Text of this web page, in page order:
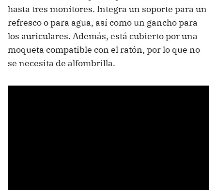
hasta tres monitores. Integra un soporte para un
refresco o para agua, así como un gancho para
los auriculares. Además, está cubierto por una
moqueta compatible con el ratón, por lo que no
se necesita de alfombrilla.